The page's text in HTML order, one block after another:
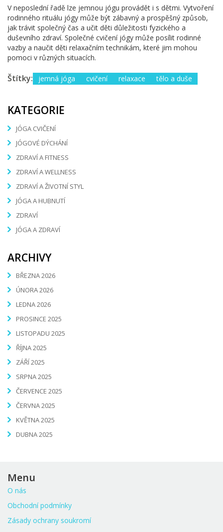
V neposlední řadě lze jemnou jógu provádět i s dětmi. Vytvoření
rodinného rituálu jógy může být zábavný a prospěšný způsob,
jak trávit společný čas a učit děti důležitosti fyzického a
duševního zdraví. Společné cvičení jógy může posílit rodinné
vazby a naučit děti relaxačním technikám, které jim mohou
pomoci v různých situacích.
Štítky: jemná jóga cvičení relaxace tělo a duše
KATEGORIE
JÓGA CVIČENÍ
JÓGOVÉ DÝCHÁNÍ
ZDRAVÍ A FITNESS
ZDRAVÍ A WELLNESS
ZDRAVÍ A ŽIVOTNÍ STYL
JÓGA A HUBNUTÍ
ZDRAVÍ
JÓGA A ZDRAVÍ
ARCHIVY
BŘEZNA 2026
ÚNORA 2026
LEDNA 2026
PROSINCE 2025
LISTOPADU 2025
ŘÍJNA 2025
ZÁŘÍ 2025
SRPNA 2025
ČERVENCE 2025
ČERVNA 2025
KVĚTNA 2025
DUBNA 2025
Menu
O nás
Obchodní podmínky
Zásady ochrany soukromí